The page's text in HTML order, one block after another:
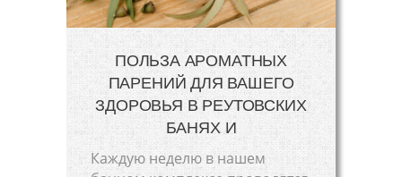
ПОЛЬЗА АРОМАТНЫХ
ПАРЕНИЙ ДЛЯ ВАШЕГО
ЗДОРОВЬЯ В РЕУТОВСКИХ
БАНЯХ И
Каждую неделю в нашем